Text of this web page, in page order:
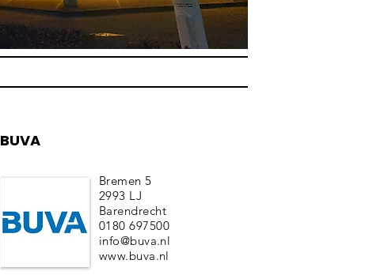
BUVA
Bremen 5
2993 LJ
Barendrecht
0180 697500
info@buva.nl
www.buva.nl